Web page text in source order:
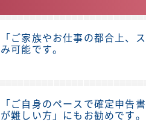
「ご家族やお仕事の都合上、
み可能です。
「ご自身のペースで確定申告
が難しい方」にもお勧めです。